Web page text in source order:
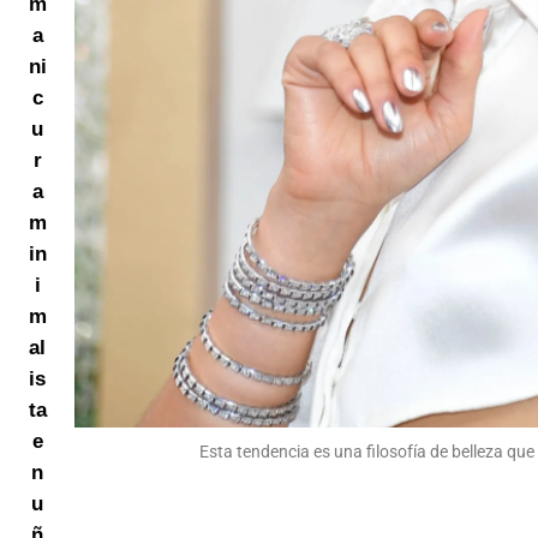
a
ni
c
u
r
a
m
in
i
m
al
is
ta
e
n
u
Esta tendencia es una filosofía de belleza